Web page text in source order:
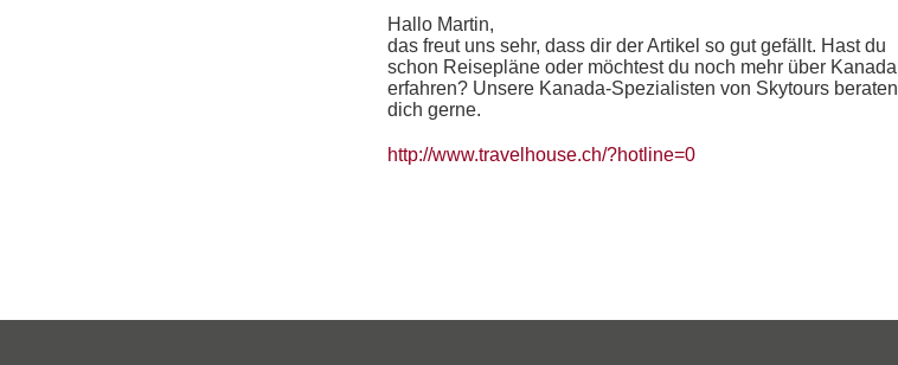
Hallo Martin,
das freut uns sehr, dass dir der Artikel so gut gefällt. Hast du
schon Reisepläne oder möchtest du noch mehr über Kanada
erfahren? Unsere Kanada-Spezialisten von Skytours beraten
dich gerne.
http://www.travelhouse.ch/?hotline=0